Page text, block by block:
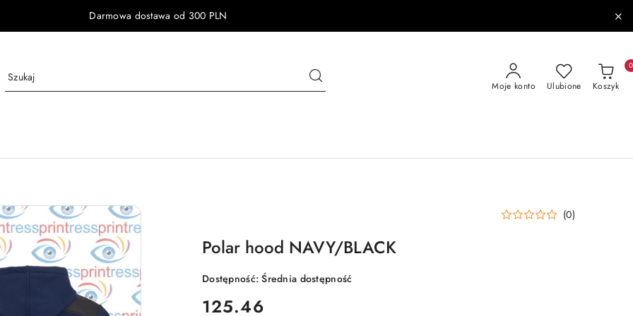
Darmowa dostawa od 300 PLN
Moje konto Ulubione Koszyk
0
(0)
Polar hood NAVY/BLACK
Dostępność:Średnia dostępność
cena:
125.46